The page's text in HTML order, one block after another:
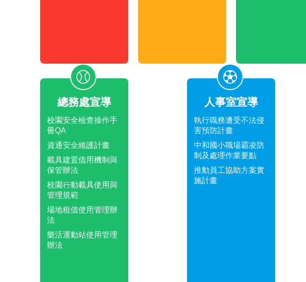
總務處宣導
校園安全檢查操作手
冊QA
資通安全維護計畫
載具建置借用機制與
保管辦法
校園行動載具使用與
管理規範
場地租借使用管理辦
法
樂活運動站使用管理
辦法
人事室宣導
執行職務遭受不法侵
害預防計畫
中和國小職場霸凌防
制及處理作業要點
推動員工協助方案實
施計畫